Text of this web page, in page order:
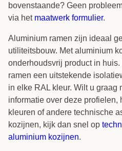
bovenstaande? Geen
via het maatwerk formulier.
Aluminium ramen zijn ideaal
utiliteitsbouw. Met aluminium
onderhoudsvrij product in
ramen een uitstekende
in elke RAL kleur. Wilt u graag
informatie over deze profielen,
kleuren of andere technische
kozijnen, kijk dan snel op
aluminium kozijnen.